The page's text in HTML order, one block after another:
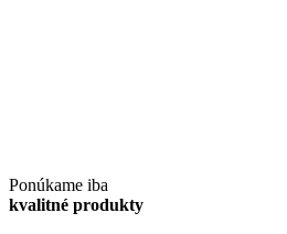
Ponúkame iba
kvalitné produkty